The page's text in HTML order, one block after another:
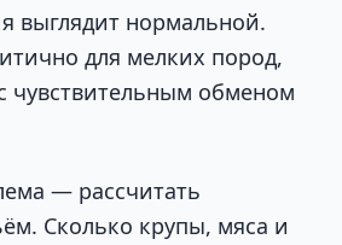
выглядит нормальной.
для мелких пород,
чувствительным обменом
— рассчитать
Сколько крупы, мяса и